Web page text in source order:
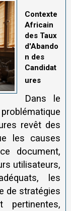
Contexte
Africain
des Taux
d'Abando
n des
Candidat
ures
Dans le
revêt des
les causes
document,
utilisateurs,
les
de stratégies
pertinentes,